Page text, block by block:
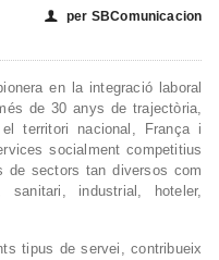
👤 per SBComunicacion
en la integració laboral
de 30 anys de trajectòria,
territori nacional, França i
socialment competitius
de sectors tan diversos com
sanitari, industrial, hoteler,
tipus de servei, contribueix